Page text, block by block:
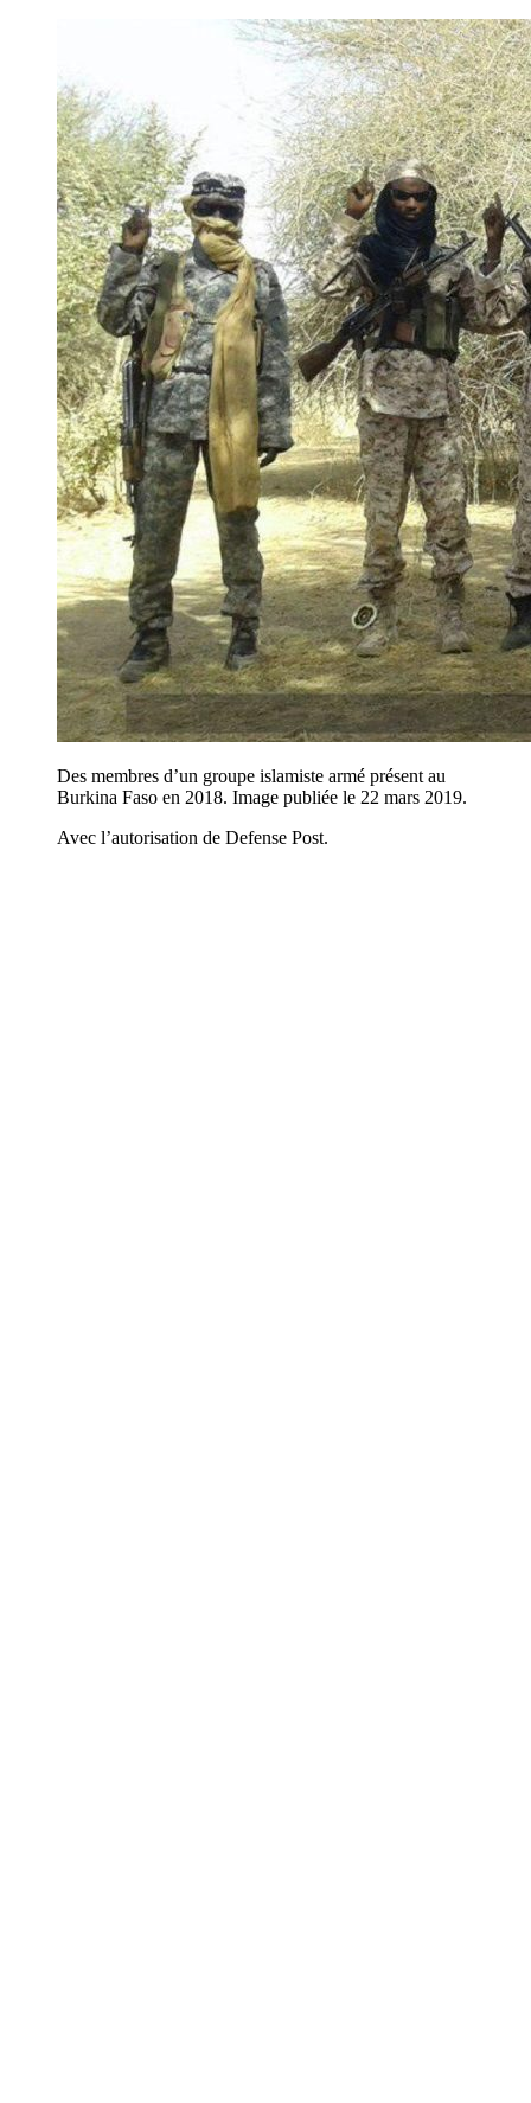
Des membres d’un groupe islamiste armé présent au
Burkina Faso en 2018. Image publiée le 22 mars 2019.
Avec l’autorisation de Defense Post.